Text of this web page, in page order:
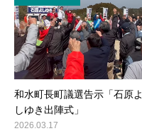
和水町長町議選告示「石原よ
しゆき出陣式」
2026.03.17